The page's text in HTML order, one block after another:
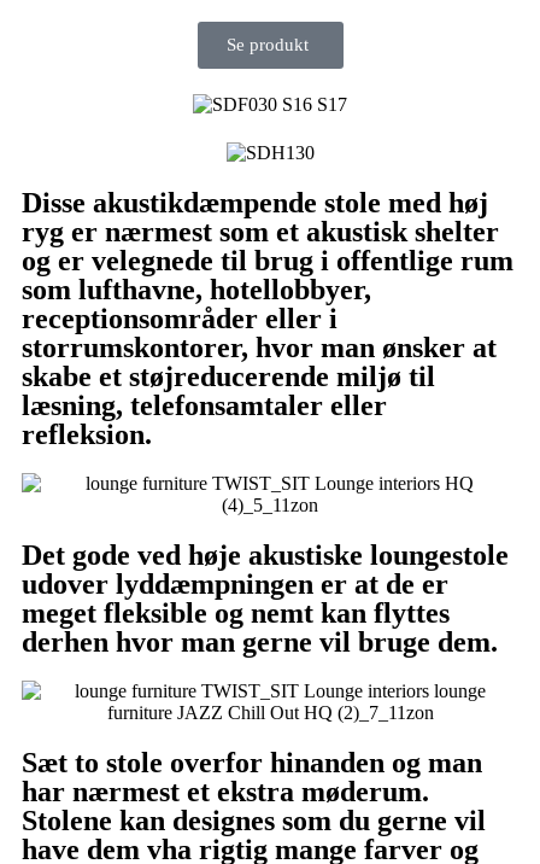
Se produkt
Disse akustikdæmpende stole med høj
ryg er nærmest som et akustisk shelter
og er velegnede til brug i offentlige rum
som lufthavne, hotellobbyer,
receptionsområder eller i
storrumskontorer, hvor man ønsker at
skabe et støjreducerende miljø til
læsning, telefonsamtaler eller
refleksion.
Det gode ved høje akustiske loungestole
udover lyddæmpningen er at de er
meget fleksible og nemt kan flyttes
derhen hvor man gerne vil bruge dem.
Sæt to stole overfor hinanden og man
har nærmest et ekstra møderum.
Stolene kan designes som du gerne vil
have dem vha rigtig mange farver og